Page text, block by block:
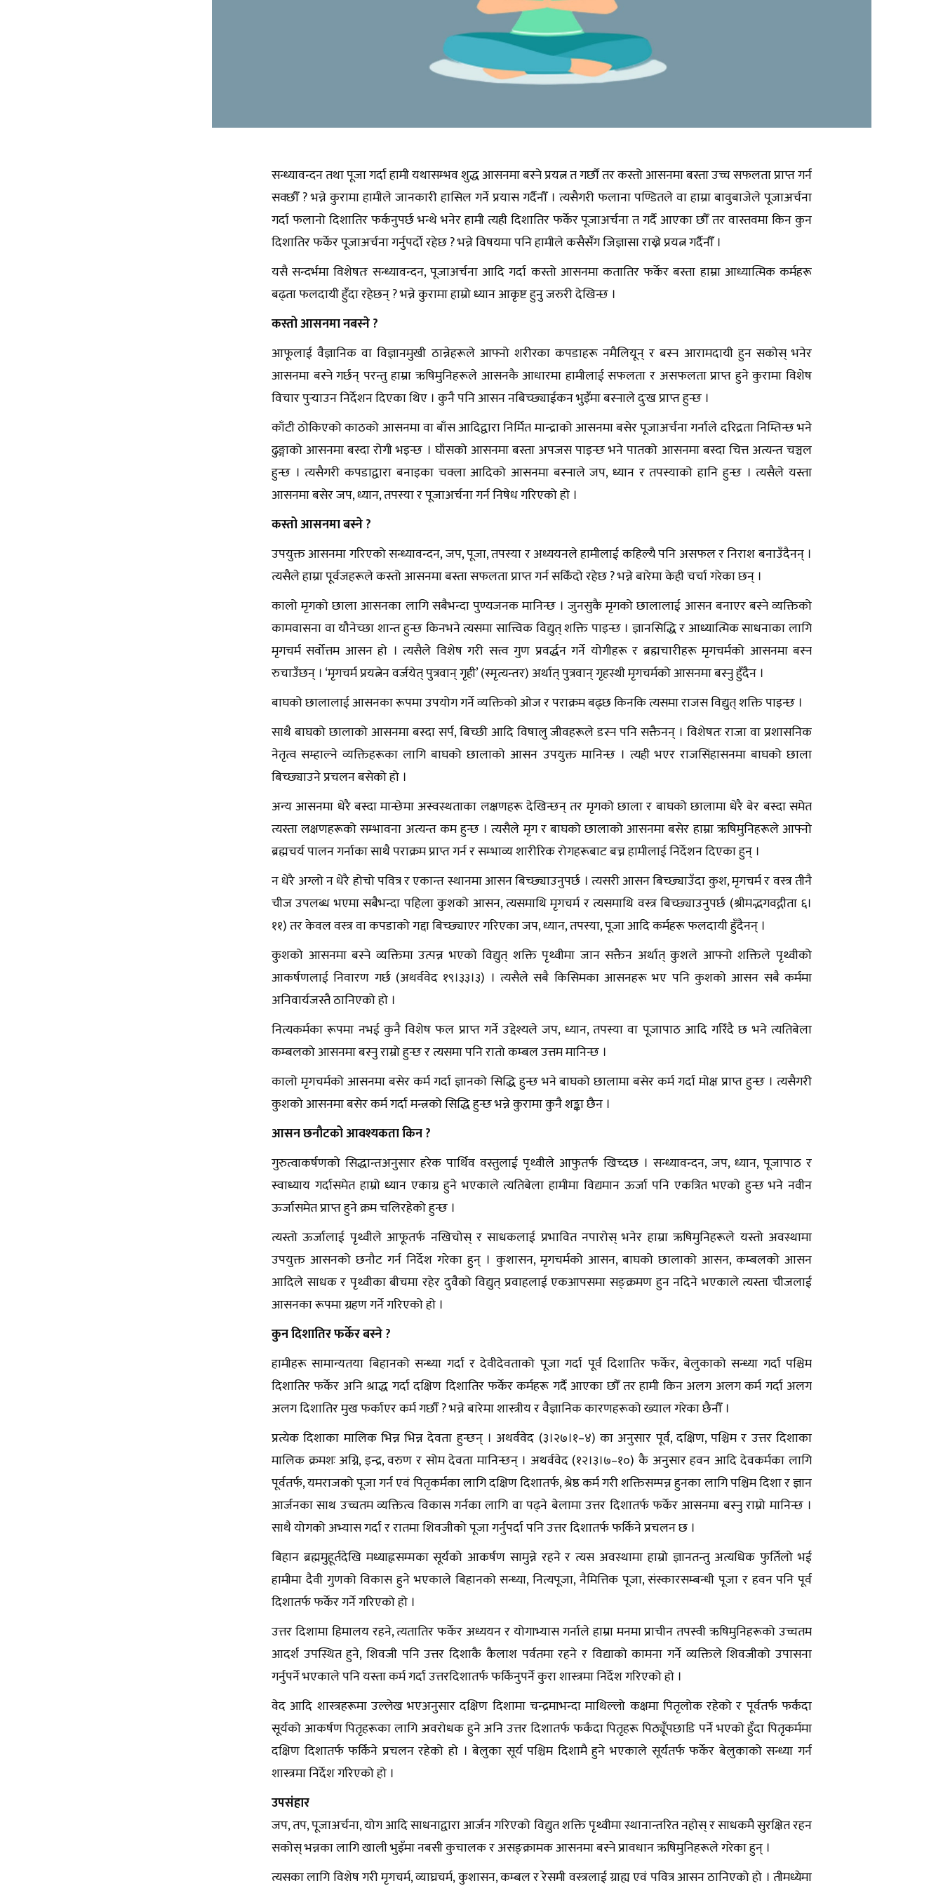
सन्ध्यावन्दन तथा पूजा गर्दा हामी यथासम्भव शुद्ध आसनमा बस्ने प्रयत्न त गर्छौं तर कस्तो आसनमा बस्ता उच्च सफलता प्राप्त गर्न
सक्छौँ ? भन्ने कुरामा हामीले जानकारी हासिल गर्ने प्रयास गर्दैनौँ । त्यसैगरी फलाना पण्डितले वा हाम्रा बावुबाजेले पूजाअर्चना
गर्दा फलानो दिशातिर फर्कनुपर्छ भन्थे भनेर हामी त्यही दिशातिर फर्केर पूजाअर्चना त गर्दै आएका छौँ तर वास्तवमा किन कुन
दिशातिर फर्केर पूजाअर्चना गर्नुपर्दो रहेछ ? भन्ने विषयमा पनि हामीले कसैसँग जिज्ञासा राख्ने प्रयत्न गर्दैनौँ ।
यसै सन्दर्भमा विशेषतः सन्ध्यावन्दन, पूजाअर्चना आदि गर्दा कस्तो आसनमा कतातिर फर्केर बस्ता हाम्रा आध्यात्मिक कर्महरू
बढ्ता फलदायी हुँदा रहेछन् ? भन्ने कुरामा हाम्रो ध्यान आकृष्ट हुनु जरुरी देखिन्छ ।
कस्तो आसनमा नबस्ने ?
आफूलाई वैज्ञानिक वा विज्ञानमुखी ठान्नेहरूले आफ्नो शरीरका कपडाहरू नमैलियून् र बस्न आरामदायी हुन सकोस् भनेर
आसनमा बस्ने गर्छन् परन्तु हाम्रा ऋषिमुनिहरूले आसनकै आधारमा हामीलाई सफलता र असफलता प्राप्त हुने कुरामा विशेष
विचार पुर्‍याउन निर्देशन दिएका थिए । कुनै पनि आसन नबिच्छ्याईकन भुइँमा बस्नाले दुःख प्राप्त हुन्छ ।
काँटी ठोकिएको काठको आसनमा वा बाँस आदिद्वारा निर्मित मान्द्राको आसनमा बसेर पूजाअर्चना गर्नाले दरिद्रता निम्तिन्छ भने
ढुङ्गाको आसनमा बस्दा रोगी भइन्छ । घाँसको आसनमा बस्ता अपजस पाइन्छ भने पातको आसनमा बस्दा चित्त अत्यन्त चञ्चल
हुन्छ । त्यसैगरी कपडाद्वारा बनाइका चक्ला आदिको आसनमा बस्नाले जप, ध्यान र तपस्याको हानि हुन्छ । त्यसैले यस्ता
आसनमा बसेर जप, ध्यान, तपस्या र पूजाअर्चना गर्न निषेध गरिएको हो ।
कस्तो आसनमा बस्ने ?
उपयुक्त आसनमा गरिएको सन्ध्यावन्दन, जप, पूजा, तपस्या र अध्ययनले हामीलाई कहिल्यै पनि असफल र निराश बनाउँदैनन् ।
त्यसैले हाम्रा पूर्वजहरूले कस्तो आसनमा बस्ता सफलता प्राप्त गर्न सकिँदो रहेछ ? भन्ने बारेमा केही चर्चा गरेका छन् ।
कालो मृगको छाला आसनका लागि सबैभन्दा पुण्यजनक मानिन्छ । जुनसुकै मृगको छालालाई आसन बनाएर बस्ने व्यक्तिको
कामवासना वा यौनेच्छा शान्त हुन्छ किनभने त्यसमा सात्त्विक विद्युत् शक्ति पाइन्छ । ज्ञानसिद्धि र आध्यात्मिक साधनाका लागि
मृगचर्म सर्वोत्तम आसन हो । त्यसैले विशेष गरी सत्त्व गुण प्रवर्द्धन गर्ने योगीहरू र ब्रह्मचारीहरू मृगचर्मको आसनमा बस्न
रुचाउँछन् । ‘मृगचर्म प्रयत्नेन वर्जयेत् पुत्रवान् गृही’ (स्मृत्यन्तर) अर्थात् पुत्रवान् गृहस्थी मृगचर्मको आसनमा बस्नु हुँदैन ।
बाघको छालालाई आसनका रूपमा उपयोग गर्ने व्यक्तिको ओज र पराक्रम बढ्छ किनकि त्यसमा राजस विद्युत् शक्ति पाइन्छ ।
साथै बाघको छालाको आसनमा बस्दा सर्प, बिच्छी आदि विषालु जीवहरूले डस्न पनि सक्तैनन् । विशेषतः राजा वा प्रशासनिक
नेतृत्व सम्हाल्ने व्यक्तिहरूका लागि बाघको छालाको आसन उपयुक्त मानिन्छ । त्यही भएर राजसिंहासनमा बाघको छाला
बिच्छ्याउने प्रचलन बसेको हो ।
अन्य आसनमा धेरै बस्दा मान्छेमा अस्वस्थताका लक्षणहरू देखिन्छन् तर मृगको छाला र बाघको छालामा धेरै बेर बस्दा समेत
त्यस्ता लक्षणहरूको सम्भावना अत्यन्त कम हुन्छ । त्यसैले मृग र बाघको छालाको आसनमा बसेर हाम्रा ऋषिमुनिहरूले आफ्नो
ब्रह्मचर्य पालन गर्नाका साथै पराक्रम प्राप्त गर्न र सम्भाव्य शारीरिक रोगहरूबाट बच्न हामीलाई निर्देशन दिएका हुन् ।
न धेरै अग्लो न धेरै होचो पवित्र र एकान्त स्थानमा आसन बिच्छ्याउनुपर्छ । त्यसरी आसन बिच्छ्याउँदा कुश, मृगचर्म र वस्त्र तीनै
चीज उपलब्ध भएमा सबैभन्दा पहिला कुशको आसन, त्यसमाथि मृगचर्म र त्यसमाथि वस्त्र बिच्छ्याउनुपर्छ (श्रीमद्भगवद्गीता ६।
११) तर केवल वस्त्र वा कपडाको गद्दा बिच्छ्याएर गरिएका जप, ध्यान, तपस्या, पूजा आदि कर्महरू फलदायी हुँदैनन् ।
कुशको आसनमा बस्ने व्यक्तिमा उत्पन्न भएको विद्युत् शक्ति पृथ्वीमा जान सक्तैन अर्थात् कुशले आफ्नो शक्तिले पृथ्वीको
आकर्षणलाई निवारण गर्छ (अथर्ववेद १९।३३।३) । त्यसैले सबै किसिमका आसनहरू भए पनि कुशको आसन सबै कर्ममा
अनिवार्यजस्तै ठानिएको हो ।
नित्यकर्मका रूपमा नभई कुनै विशेष फल प्राप्त गर्ने उद्देश्यले जप, ध्यान, तपस्या वा पूजापाठ आदि गरिँदै छ भने त्यतिबेला
कम्बलको आसनमा बस्नु राम्रो हुन्छ र त्यसमा पनि रातो कम्बल उत्तम मानिन्छ ।
कालो मृगचर्मको आसनमा बसेर कर्म गर्दा ज्ञानको सिद्धि हुन्छ भने बाघको छालामा बसेर कर्म गर्दा मोक्ष प्राप्त हुन्छ । त्यसैगरी
कुशको आसनमा बसेर कर्म गर्दा मन्त्रको सिद्धि हुन्छ भन्ने कुरामा कुनै शङ्का छैन ।
आसन छनौटको आवश्यकता किन ?
गुरुत्वाकर्षणको सिद्धान्तअनुसार हरेक पार्थिव वस्तुलाई पृथ्वीले आफुतर्फ खिच्दछ । सन्ध्यावन्दन, जप, ध्यान, पूजापाठ र
स्वाध्याय गर्दासमेत हाम्रो ध्यान एकाग्र हुने भएकाले त्यतिबेला हामीमा विद्यमान ऊर्जा पनि एकत्रित भएको हुन्छ भने नवीन
ऊर्जासमेत प्राप्त हुने क्रम चलिरहेको हुन्छ ।
त्यस्तो ऊर्जालाई पृथ्वीले आफूतर्फ नखिचोस् र साधकलाई प्रभावित नपारोस् भनेर हाम्रा ऋषिमुनिहरूले यस्तो अवस्थामा
उपयुक्त आसनको छनौट गर्न निर्देश गरेका हुन् । कुशासन, मृगचर्मको आसन, बाघको छालाको आसन, कम्बलको आसन
आदिले साधक र पृथ्वीका बीचमा रहेर दुवैको विद्युत् प्रवाहलाई एकआपसमा सङ्क्रमण हुन नदिने भएकाले त्यस्ता चीजलाई
आसनका रूपमा ग्रहण गर्ने गरिएको हो ।
कुन दिशातिर फर्केर बस्ने ?
हामीहरू सामान्यतया बिहानको सन्ध्या गर्दा र देवीदेवताको पूजा गर्दा पूर्व दिशातिर फर्केर, बेलुकाको सन्ध्या गर्दा पश्चिम
दिशातिर फर्केर अनि श्राद्ध गर्दा दक्षिण दिशातिर फर्केर कर्महरू गर्दै आएका छौँ तर हामी किन अलग अलग कर्म गर्दा अलग
अलग दिशातिर मुख फर्काएर कर्म गर्छौं ? भन्ने बारेमा शास्त्रीय र वैज्ञानिक कारणहरूको ख्याल गरेका छैनौँ ।
प्रत्येक दिशाका मालिक भिन्न भिन्न देवता हुन्छन् । अथर्ववेद (३।२७।१–४) का अनुसार पूर्व, दक्षिण, पश्चिम र उत्तर दिशाका
मालिक क्रमशः अग्नि, इन्द्र, वरुण र सोम देवता मानिन्छन् । अथर्ववेद (१२।३।७–१०) कै अनुसार हवन आदि देवकर्मका लागि
पूर्वतर्फ, यमराजको पूजा गर्न एवं पितृकर्मका लागि दक्षिण दिशातर्फ, श्रेष्ठ कर्म गरी शक्तिसम्पन्न हुनका लागि पश्चिम दिशा र ज्ञान
आर्जनका साथ उच्चतम व्यक्तित्व विकास गर्नका लागि वा पढ्ने बेलामा उत्तर दिशातर्फ फर्केर आसनमा बस्नु राम्रो मानिन्छ ।
साथै योगको अभ्यास गर्दा र रातमा शिवजीको पूजा गर्नुपर्दा पनि उत्तर दिशातर्फ फर्किने प्रचलन छ ।
बिहान ब्रह्ममुहूर्तदेखि मध्याह्नसम्मका सूर्यको आकर्षण सामुन्ने रहने र त्यस अवस्थामा हाम्रो ज्ञानतन्तु अत्यधिक फुर्तिलो भई
हामीमा दैवी गुणको विकास हुने भएकाले बिहानको सन्ध्या, नित्यपूजा, नैमित्तिक पूजा, संस्कारसम्बन्धी पूजा र हवन पनि पूर्व
दिशातर्फ फर्केर गर्ने गरिएको हो ।
उत्तर दिशामा हिमालय रहने, त्यतातिर फर्केर अध्ययन र योगाभ्यास गर्नाले हाम्रा मनमा प्राचीन तपस्वी ऋषिमुनिहरूको उच्चतम
आदर्श उपस्थित हुने, शिवजी पनि उत्तर दिशाकै कैलाश पर्वतमा रहने र विद्याको कामना गर्ने व्यक्तिले शिवजीको उपासना
गर्नुपर्ने भएकाले पनि यस्ता कर्म गर्दा उत्तरदिशातर्फ फर्किनुपर्ने कुरा शास्त्रमा निर्देश गरिएको हो ।
वेद आदि शास्त्रहरूमा उल्लेख भएअनुसार दक्षिण दिशामा चन्द्रमाभन्दा माथिल्लो कक्षमा पितृलोक रहेको र पूर्वतर्फ फर्कंदा
सूर्यको आकर्षण पितृहरूका लागि अवरोधक हुने अनि उत्तर दिशातर्फ फर्कंदा पितृहरू पिठ्यूँपछाडि पर्ने भएको हुँदा पितृकर्ममा
दक्षिण दिशातर्फ फर्किने प्रचलन रहेको हो । बेलुका सूर्य पश्चिम दिशामै हुने भएकाले सूर्यतर्फ फर्केर बेलुकाको सन्ध्या गर्न
शास्त्रमा निर्देश गरिएको हो ।
उपसंहार
जप, तप, पूजाअर्चना, योग आदि साधनाद्वारा आर्जन गरिएको विद्युत शक्ति पृथ्वीमा स्थानान्तरित नहोस् र साधकमै सुरक्षित रहन
सकोस् भन्नका लागि खाली भुइँमा नबसी कुचालक र असङ्क्रामक आसनमा बस्ने प्रावधान ऋषिमुनिहरूले गरेका हुन् ।
त्यसका लागि विशेष गरी मृगचर्म, व्याघ्रचर्म, कुशासन, कम्बल र रेसमी वस्त्रलाई ग्राह्य एवं पवित्र आसन ठानिएको हो । तीमध्येमा